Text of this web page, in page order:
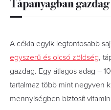
A cékla egyik legfontosabb
egyszerű és olcsó zöldség,
gazdag. Egy átlagos adag –
tartalmaz több mint negyven
mennyiségben biztosít